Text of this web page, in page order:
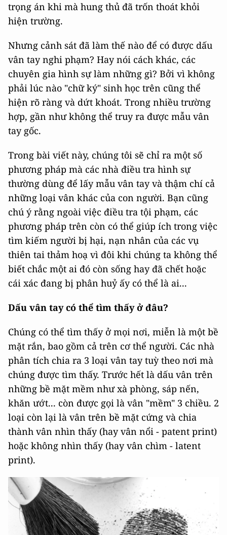
trọng án khi mà hung thủ đã trốn thoát khỏi
hiện trường.
Nhưng cảnh sát đã làm thế nào để có được dấu
vân tay nghi phạm? Hay nói cách khác, các
chuyên gia hình sự làm những gì? Bởi vì không
phải lúc nào "chữ ký" sinh học trên cũng thể
hiện rõ ràng và dứt khoát. Trong nhiều trường
hợp, gần như không thể truy ra được mẫu vân
tay gốc.
Trong bài viết này, chúng tôi sẽ chỉ ra một số
phương pháp mà các nhà điều tra hình sự
thường dùng để lấy mẫu vân tay và thậm chí cả
những loại vân khác của con người. Bạn cũng
chú ý rằng ngoài việc điều tra tội phạm, các
phương pháp trên còn có thể giúp ích trong việc
tìm kiếm người bị hại, nạn nhân của các vụ
thiên tai thảm hoạ vì đôi khi chúng ta không thể
biết chắc một ai đó còn sống hay đã chết hoặc
cái xác đang bị phân huỷ ấy có thể là ai...
Dấu vân tay có thể tìm thấy ở đâu?
Chúng có thể tìm thấy ở mọi nơi, miễn là một bề
mặt rắn, bao gồm cả trên cơ thể người. Các nhà
phân tích chia ra 3 loại vân tay tuỳ theo nơi mà
chúng được tìm thấy. Trước hết là dấu vân trên
những bề mặt mềm như xà phòng, sáp nến,
khăn ướt... còn được gọi là vân "mềm" 3 chiều. 2
loại còn lại là vân trên bề mặt cứng và chia
thành vân nhìn thấy (hay vân nổi - patent print)
hoặc không nhìn thấy (hay vân chìm - latent
print).